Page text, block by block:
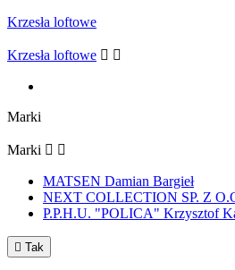
Krzesła loftowe
Krzesła loftowe  
Marki
Marki  
MATSEN Damian Bargieł
NEXT COLLECTION SP. Z
P.P.H.U. "POLICA" Krzysztof
 Tak